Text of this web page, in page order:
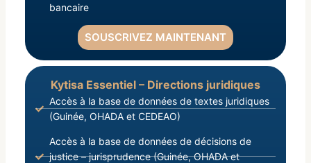
bancaire
SOUSCRIVEZ MAINTENANT
Kytisa Essentiel – Directions juridiques
Accès à la base de données de textes juridiques
(Guinée, OHADA et CEDEAO)
Accès à la base de données de décisions de
justice – jurisprudence (Guinée, OHADA et